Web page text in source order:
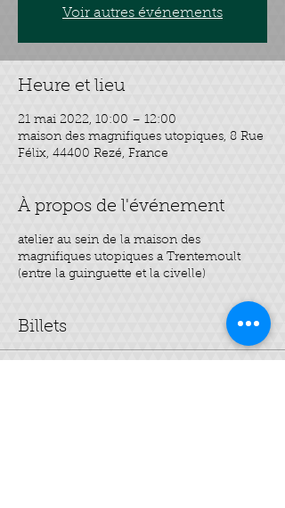
Voir autres événements
Heure et lieu
21 mai 2022, 10:00 – 12:00
maison des magnifiques utopiques, 8 Rue
Félix, 44400 Rezé, France
À propos de l'événement
atelier au sein de la maison des
magnifiques utopiques a Trentemoult
(entre la guinguette et la civelle)
Billets